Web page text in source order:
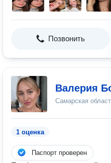
Позвонить
Валерия
Самарская
1 оценка
Паспорт проверен